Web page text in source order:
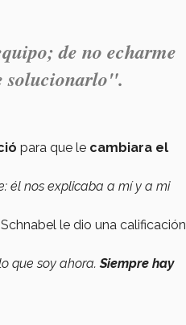
de no echarme
solucionarlo".
para que le cambiara el
él nos explicaba a mí y a mi
le dio una calificación
que soy ahora.Siempre hay